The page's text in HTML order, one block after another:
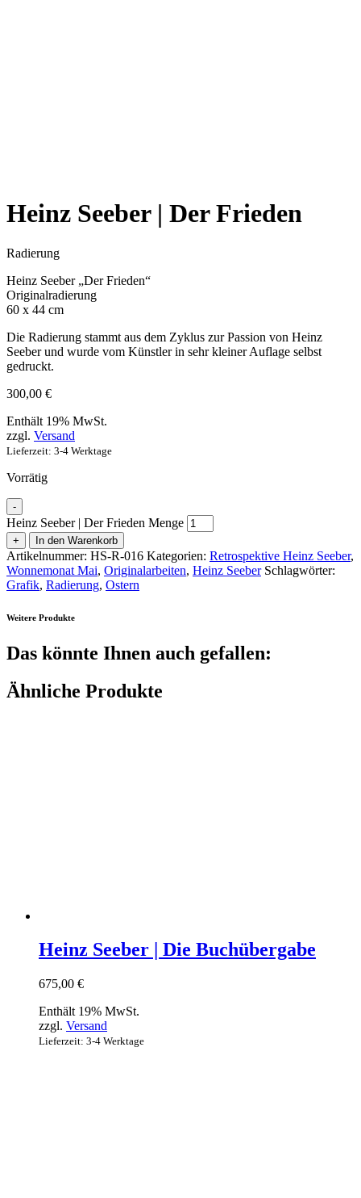
Heinz Seeber | Der Frieden
Radierung
Heinz Seeber „Der Frieden“
Originalradierung
60 x 44 cm
Die Radierung stammt aus dem Zyklus zur Passion von Heinz
Seeber und wurde vom Künstler in sehr kleiner Auflage selbst
gedruckt.
300,00 €
Enthält 19% MwSt.
zzgl. Versand
Lieferzeit: 3-4 Werktage
Vorrätig
-
Heinz Seeber | Der Frieden Menge
+ In den Warenkorb
Artikelnummer: HS-R-016 Kategorien: Retrospektive Heinz Seeber,
Wonnemonat Mai, Originalarbeiten, Heinz Seeber Schlagwörter:
Grafik, Radierung, Ostern
Weitere Produkte
Das könnte Ihnen auch gefallen:
Ähnliche Produkte
Heinz Seeber | Die Buchübergabe
675,00 €
Enthält 19% MwSt.
zzgl. Versand
Lieferzeit: 3-4 Werktage